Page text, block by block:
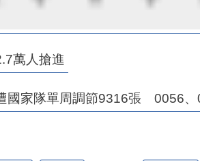
萬人搶進
國家隊單周調節9316張 0056